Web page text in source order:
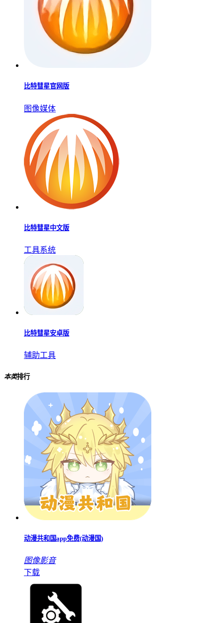
比特彗星官网版
图像媒体
比特彗星中文版
工具系统
比特彗星安卓版
辅助工具
本类排行
动漫共和国app免费(动漫国)
图像影音
下载